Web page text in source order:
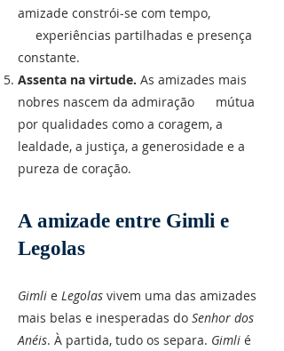
amizade constrói-se com tempo,
experiências partilhadas e presença
constante.
Assenta na virtude. As amizades mais
nobres nascem da admiração mútua
por qualidades como a coragem, a
lealdade, a justiça, a generosidade e a
pureza de coração.
A amizade entre Gimli e
Legolas
Gimli e Legolas vivem uma das amizades
mais belas e inesperadas do Senhor dos
Anéis. À partida, tudo os separa. Gimli é